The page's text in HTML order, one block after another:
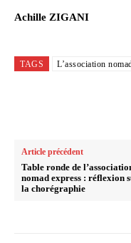
Achille ZIGANI
TAGS L’association
Article précédent
Table ronde de
nomad express : réflexion
la chorégraphie